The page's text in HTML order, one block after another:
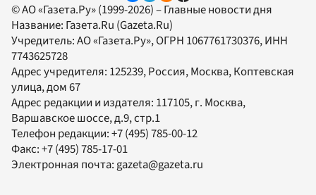
© АО «Газета.Ру» (1999-2026) – Главные новости дня
Название: Газета.Ru (Gazeta.Ru)
Учредитель:АО «Газета.Ру», ОГРН 1067761730376, ИНН
7743625728
Адрес учредителя: 125239, Россия, Москва, Коптевская
улица, дом 67
Адрес редакции и издателя: 117105, г. Москва,
Варшавское шоссе, д.9, стр.1
Телефон редакции:+7 (495) 785-00-12
Факс:+7 (495) 785-17-01
Электронная почта:gazeta@gazeta.ru